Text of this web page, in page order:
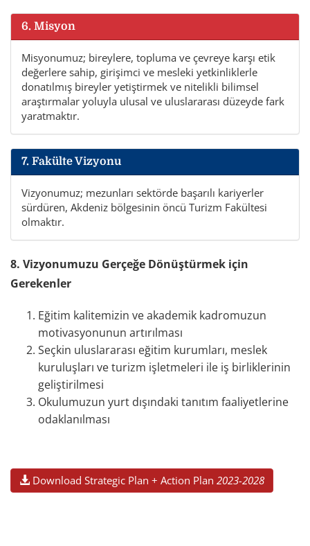
6. Misyon
Misyonumuz; bireylere, topluma ve çevreye karşı etik
değerlere sahip, girişimci ve mesleki yetkinliklerle
donatılmış bireyler yetiştirmek ve nitelikli bilimsel
araştırmalar yoluyla ulusal ve uluslararası düzeyde fark
yaratmaktır.
7. Fakülte Vizyonu
Vizyonumuz; mezunları sektörde başarılı kariyerler
sürdüren, Akdeniz bölgesinin öncü Turizm Fakültesi
olmaktır.
8. Vizyonumuzu Gerçeğe Dönüştürmek için
Gerekenler
Eğitim kalitemizin ve akademik kadromuzun
motivasyonunun artırılması
Seçkin uluslararası eğitim kurumları, meslek
kuruluşları ve turizm işletmeleri ile iş birliklerinin
geliştirilmesi
Okulumuzun yurt dışındaki tanıtım faaliyetlerine
odaklanılması
Download Strategic Plan + Action Plan 2023-2028